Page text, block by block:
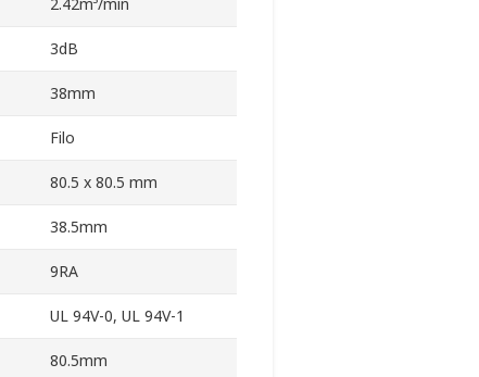
3dB
38mm
Filo
80.5 x 80.5 mm
38.5mm
9RA
UL 94V-0, UL 94V-1
80.5mm